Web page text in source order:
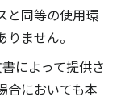
と同等の使用環
ません。
によって提供さ
合においても本